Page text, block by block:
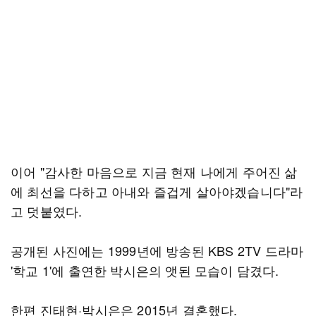
이어 "감사한 마음으로 지금 현재 나에게 주어진 삶
에 최선을 다하고 아내와 즐겁게 살아야겠습니다"라
고 덧붙였다.
공개된 사진에는 1999년에 방송된 KBS 2TV 드라마
'학교 1'에 출연한 박시은의 앳된 모습이 담겼다.
한편 진태현·박시은은 2015년 결혼했다.